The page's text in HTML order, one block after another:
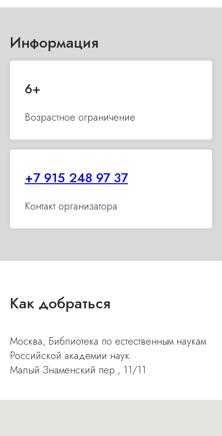
Информация
6+
Возрастное ограничение
+7 915 248 97 37
Контакт организатора
Как добраться
Москва, Библиотека по естественным наукам
Российской академии наук.
Малый Знаменск ий пер., 11/11